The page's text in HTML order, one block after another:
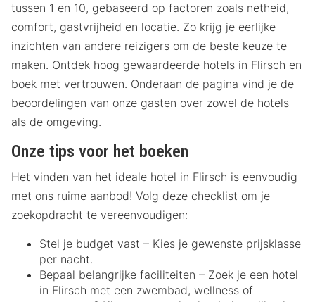
tussen 1 en 10, gebaseerd op factoren zoals netheid,
comfort, gastvrijheid en locatie. Zo krijg je eerlijke
inzichten van andere reizigers om de beste keuze te
maken. Ontdek hoog gewaardeerde hotels in Flirsch en
boek met vertrouwen. Onderaan de pagina vind je de
beoordelingen van onze gasten over zowel de hotels
als de omgeving.
Onze tips voor het boeken
Het vinden van het ideale hotel in Flirsch is eenvoudig
met ons ruime aanbod! Volg deze checklist om je
zoekopdracht te vereenvoudigen:
Stel je budget vast – Kies je gewenste prijsklasse
per nacht.
Bepaal belangrijke faciliteiten – Zoek je een hotel
in Flirsch met een zwembad, wellness of